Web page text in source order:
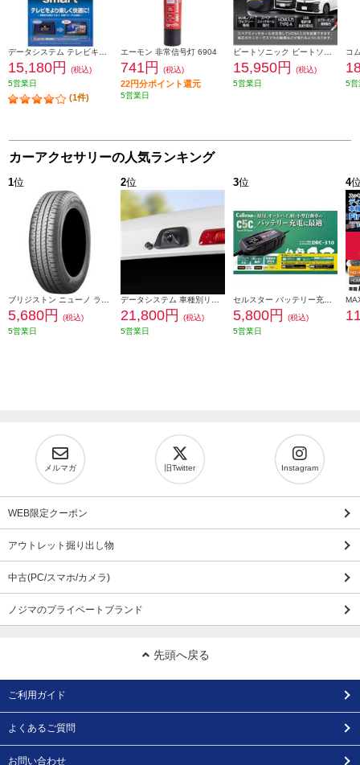
15,180円
(税込)
5営業日
(1件)
エーモン 非常信号灯 6904
741円 (税込)
22円分ポイント還元
5営業日
15,950円
(税込)
5営業日
5営
カーアクセサリーの人気ランキング
1位
5,680円
(税込)
5営業日
2位
21,800円
(税込)
5営業日
3位
5,800円
(税込)
5営業日
4
メルマガ 旧Twitter Instagram
WEB限定クーポン
アウトレット掘り出し物
中古(PC/スマホ/カメラ)
ノジマのプライベートブランド
先頭へ戻る
ご利用ガイド
よくあるご質問
お問い合わせ